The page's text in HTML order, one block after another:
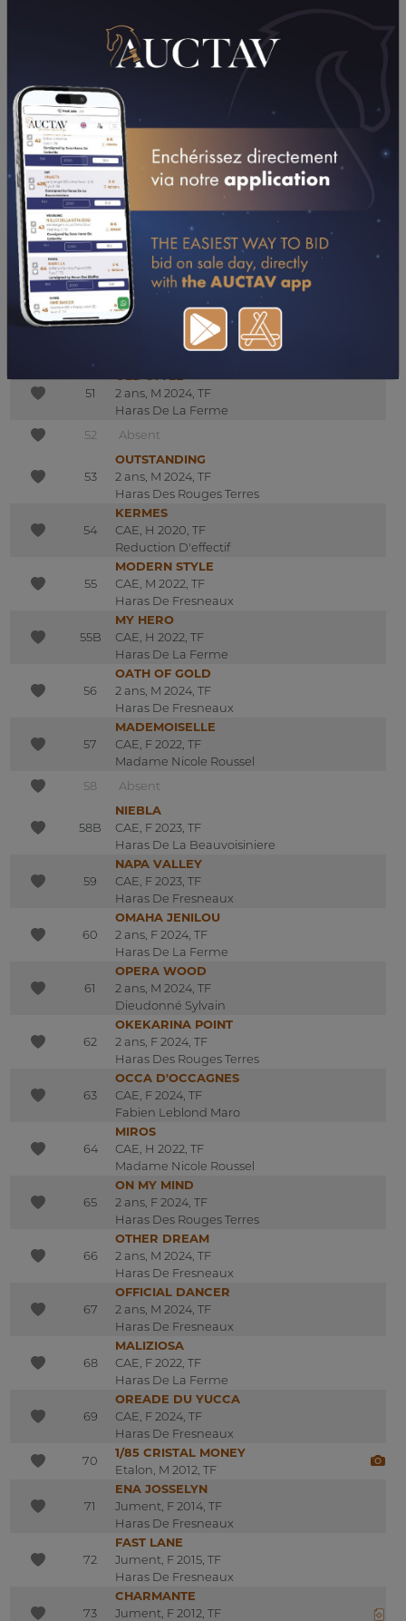
Haras De Fresneaux
OCTAVE QUARTO
2 ans, M 2024, TF
Haras Des Rouges Terres
47
NICE QUALITY
CAE, F 2023, TF
Haras De Fresneaux
47B
KIAMA
CAE, F 2020, TF
Haras De La Ferme
48
MONTEQUILLO
CAE, M 2022, TF
Haras De Fresneaux
49
NEW WORLD
CAE, M 2023, TF
Haras De Fresneaux
ODISSEA
2 ans, F 2024, TF
51
2 ans, M 2024, TF
Haras De La Ferme
52
Absent
53
OUTSTANDING
2 ans, M 2024, TF
Haras Des Rouges Terres
54
KERMES
CAE, H 2020, TF
Reduction D'effectif
55
MODERN STYLE
CAE, M 2022, TF
Haras De Fresneaux
55B
MY HERO
CAE, H 2022, TF
Haras De La Ferme
56
OATH OF GOLD
2 ans, M 2024, TF
Haras De Fresneaux
57
MADEMOISELLE
CAE, F 2022, TF
Madame Nicole Roussel
58
Absent
58B
NIEBLA
CAE, F 2023, TF
Haras De La Beauvoisiniere
59
NAPA VALLEY
CAE, F 2023, TF
Haras De Fresneaux
60
OMAHA JENILOU
2 ans, F 2024, TF
Haras De La Ferme
61
OPERA WOOD
2 ans, M 2024, TF
Dieudonné Sylvain
62
OKEKARINA POINT
2 ans, F 2024, TF
Haras Des Rouges Terres
63
OCCA D'OCCAGNES
CAE, F 2024, TF
Fabien Leblond Maro
64
MIROS
CAE, H 2022, TF
Madame Nicole Roussel
65
ON MY MIND
2 ans, F 2024, TF
Haras Des Rouges Terres
66
OTHER DREAM
2 ans, M 2024, TF
Haras De Fresneaux
67
OFFICIAL DANCER
2 ans, M 2024, TF
Haras De Fresneaux
68
MALIZIOSA
CAE, F 2022, TF
Haras De La Ferme
69
OREADE DU YUCCA
CAE, F 2024, TF
Haras De Fresneaux
70
1/85 CRISTAL MONEY
Etalon, M 2012, TF
71
ENA JOSSELYN
Jument, F 2014, TF
Haras De Fresneaux
72
FAST LANE
Jument, F 2015, TF
Haras De Fresneaux
73
CHARMANTE
Jument, F 2012, TF